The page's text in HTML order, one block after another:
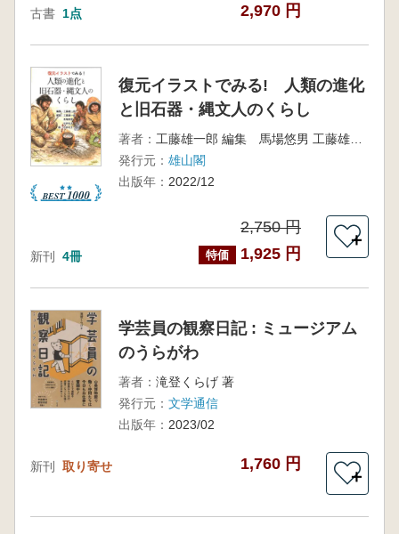
古書 1点 2,970 円
復元イラストでみる! 人類の進化
と旧石器・縄文人のくらし
著者：
工藤雄一郎 編集 馬場悠男 工藤雄一郎 解説 石井礼子 絵
発行元： 雄山閣
出版年： 2022/12
新刊 4冊
2,750 円
特価 1,925 円
＋
学芸員の観察日記 : ミュージアム
のうらがわ
著者： 滝登くらげ 著
発行元： 文学通信
出版年： 2023/02
新刊 取り寄せ 1,760 円
＋